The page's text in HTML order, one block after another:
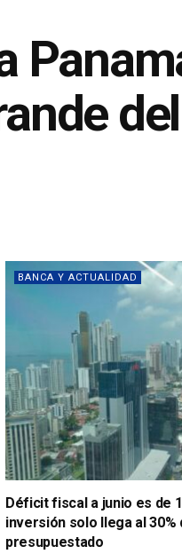
del
BANCA Y ACTUALIDAD
Déficit fiscal a junio es de
inversión solo llega al 30%
presupuestado